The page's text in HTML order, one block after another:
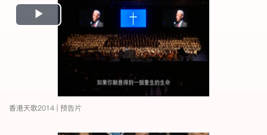
Play
Video
香港天歌2014 | 预告片